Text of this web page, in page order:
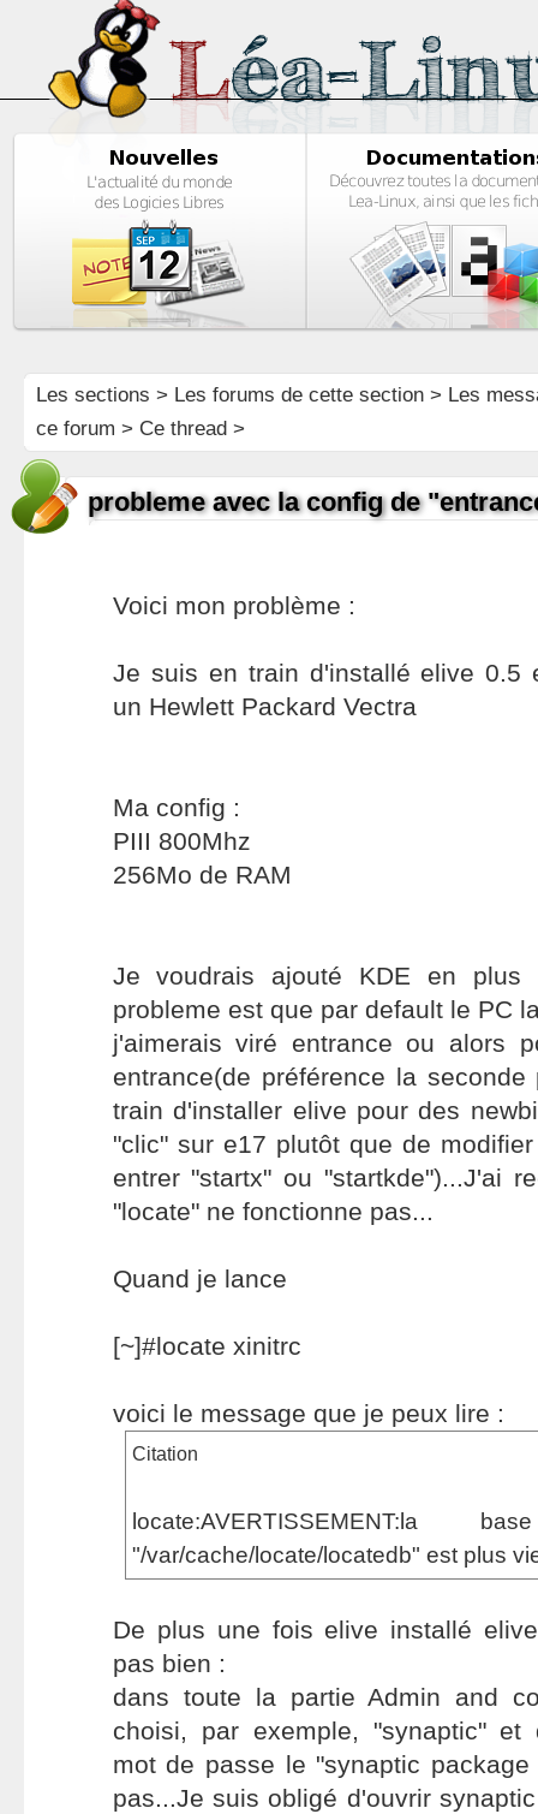
Les sections > Les forums de cette section> Les
ce forum > Ce thread >
probleme avec la config de
Voici mon problème :
Je suis en train d'installé elive 0.5
un Hewlett Packard Vectra
Ma config :
PIII 800Mhz
256Mo de RAM
Je voudrais ajouté KDE en plus
probleme est que par default le PC
j'aimerais viré entrance ou alors
entrance(de préférence la
train d'installer elive pour des
"clic" sur e17 plutôt que de
entrer "startx" ou "startkde")...J'ai
"locate" ne fonctionne pas...
Quand je lance
[~]#locate xinitrc
voici le message que je peux lire :
Citation
locate:AVERTISSEMENT:la
"/var/cache/locate/locatedb" est plus
De plus une fois elive installé
pas bien :
dans toute la partie Admin and
choisi, par exemple, "synaptic" et
mot de passe le "synaptic
pas...Je suis obligé d'ouvrir